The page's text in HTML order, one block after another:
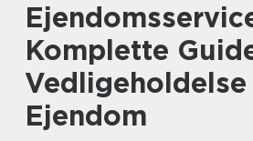
Ejendomsservice: Den
Komplette
Ejendom